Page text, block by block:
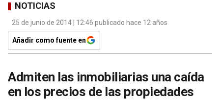
NOTICIAS
25 de junio de 2014 | 12:46 publicado hace 12 años
Añadir como fuente en
Admiten las inmobiliarias una caída
en los precios de las propiedades